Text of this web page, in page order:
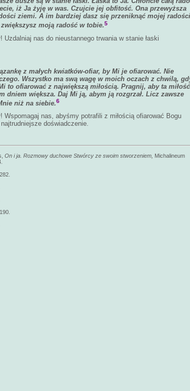
iż Ja żyję w was. Czujcie jej obfitość. Ona przewyższa
ziemi. A im bardziej dasz się przeniknąć mojej
moją radość w tobie.5
Uzdalniaj nas do nieustannego trwania w stanie łaski
z małych kwiatków-ofiar, by Mi je ofiarować. Nie
Wszystko ma swą wagę w moich oczach z chwilą,
to ofiarować z największą miłością. Pragnij, aby ta miłość
dniem większa. Daj Mi ją, abym ją rozgrzał. Licz zawsze
niż na siebie.6
Wspomagaj nas, abyśmy potrafili z miłością ofiarować Bogu
doświadczenie.
On i ja. Rozmowy duchowe Stwórcy ze swoim stworzeniem, Michalineum